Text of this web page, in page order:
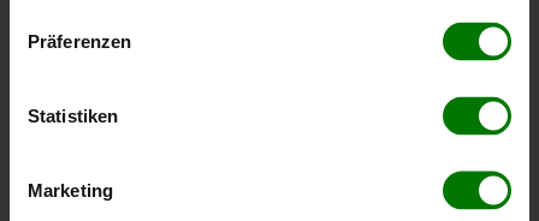
Präferenzen
Statistiken
Marketing
Tiefststand
4 Wochen
394,99 €
08.07.2026
386,99 €
09.05.2026